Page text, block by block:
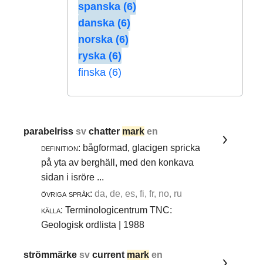
spanska (6)
danska (6)
norska (6)
ryska (6)
finska (6)
parabelrisssvchatter mark en
definition: bågformad, glacigen spricka
på yta av berghäll, med den konkava
sidan i isröre ...
övriga språk: da, de, es, fi, fr, no, ru
källa: Terminologicentrum TNC:
Geologisk ordlista | 1988
strömmärkesvcurrent mark en